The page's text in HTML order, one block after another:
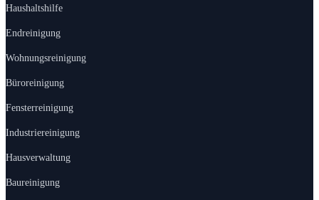
Haushaltshilfe
Endreinigung
Wohnungsreinigung
Büroreinigung
Fensterreinigung
Industriereinigung
Hausverwaltung
Baureinigung